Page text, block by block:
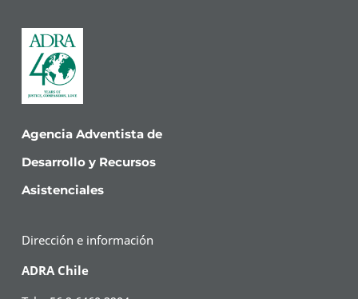
Agencia Adventista de
Desarrollo y Recursos
Asistenciales
Dirección e información
ADRA Chile